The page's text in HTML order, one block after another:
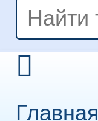
Главная